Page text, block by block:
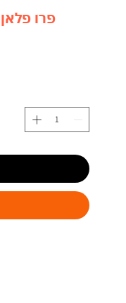
פרו פלאן